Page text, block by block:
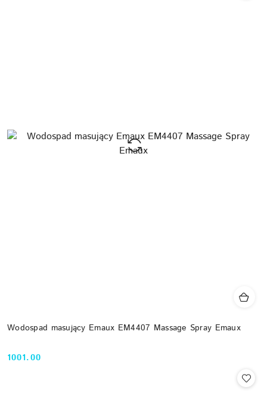
Wodospad masujący Emaux EM4407 Massage Spray Emaux
Cena:
1001.00